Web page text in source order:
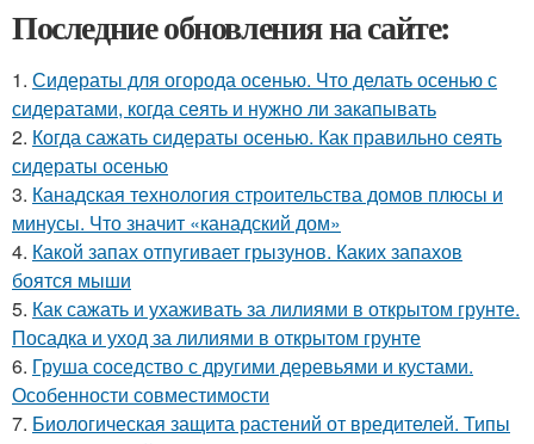
Последние обновления на сайте:
1. Сидераты для огорода осенью. Что делать осенью с
сидератами, когда сеять и нужно ли закапывать
2. Когда сажать сидераты осенью. Как правильно сеять
сидераты осенью
3. Канадская технология строительства домов плюсы и
минусы. Что значит «канадский дом»
4. Какой запах отпугивает грызунов. Каких запахов
боятся мыши
5. Как сажать и ухаживать за лилиями в открытом грунте.
Посадка и уход за лилиями в открытом грунте
6. Груша соседство с другими деревьями и кустами.
Особенности совместимости
7. Биологическая защита растений от вредителей. Типы